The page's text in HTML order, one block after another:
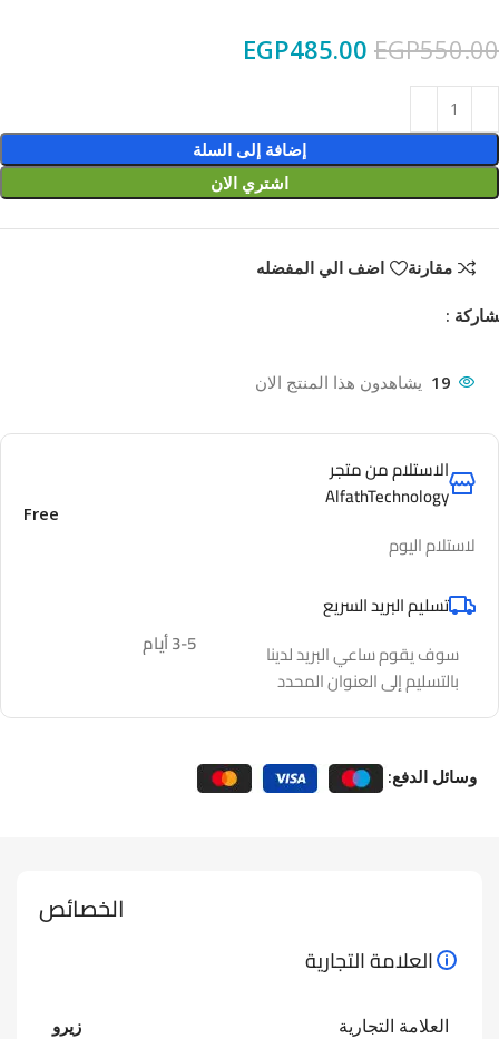
EGP550.00
EGP485.00
إضافة إلى السلة
اشتري الان
مقارنة اضف الي المفضله
:
19 يشاهدون هذا المنتج الان
الاستلام من متجر
AlfathTechnology
لاستلام اليوم
Free
تسليم البريد السريع
سوف يقوم ساعي البريد لدينا
بالتسليم إلى العنوان المحدد
3-5 أيام
وسائل الدفع:
الخصائص
العلامة التجارية
العلامة التجارية زيرو